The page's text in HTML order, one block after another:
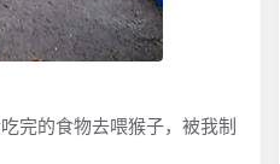
完的食物去喂猴子，被我制